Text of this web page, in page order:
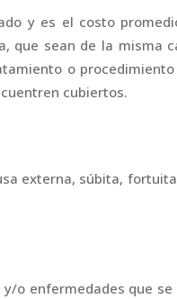
y es el costo
que sean de la misma
o
cubiertos.
externa, súbita,
o enfermedades que